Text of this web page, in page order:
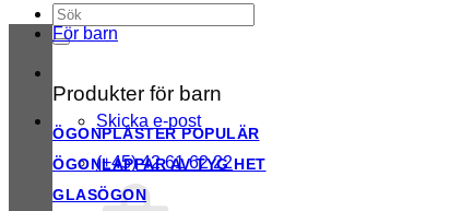
Sök
efter:
Skicka e-post
(+45) 42 61 62 22
För barn
Produkter för barn
ÖGONPLÅSTER
ÖGONLAPPAR AV TYG
GLASÖGON